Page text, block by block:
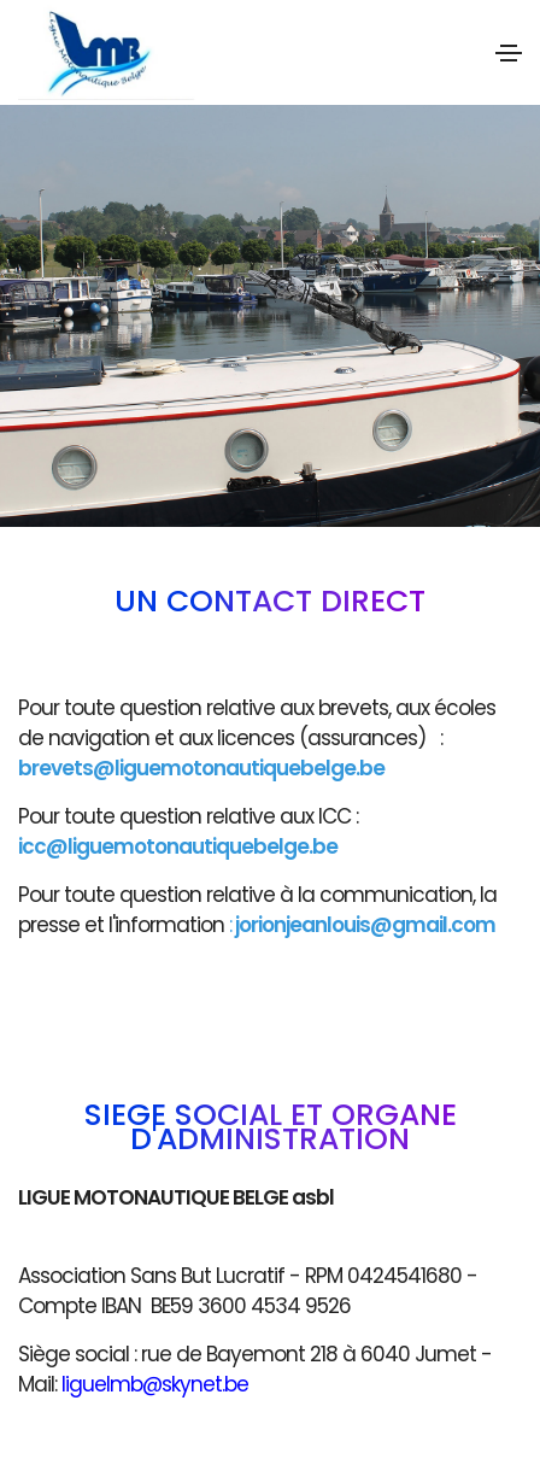
UN CONTACT DIRECT
Pour toute question relative aux brevets, aux écoles
de navigation et aux licences (assurances) :
brevets@liguemotonautiquebelge.be
Pour toute question relative aux ICC :
icc@liguemotonautiquebelge.be
Pour toute question relative à la communication, la
presse et l'information :jorionjeanlouis@gmail.com
SIÈGE SOCIAL ET ORGANE
D'ADMINISTRATION
LIGUE MOTONAUTIQUE BELGE asbl
Association Sans But Lucratif - RPM 0424541680 -
Compte IBAN BE59 3600 4534 9526
Siège social : rue de Bayemont 218 à 6040 Jumet -
Mail:liguelmb@skynet.be